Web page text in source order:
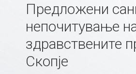
Предложени
непочитување
здравствените
Скопје